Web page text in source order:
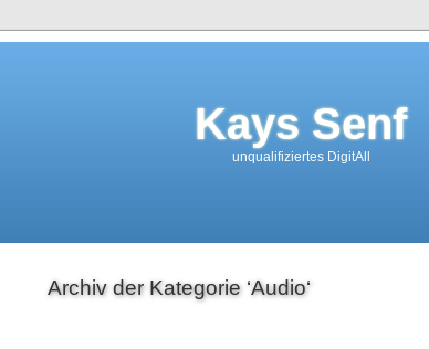
Kays Senf
unqualifiziertes DigitAll
Archiv der Kategorie ‘Audio‘